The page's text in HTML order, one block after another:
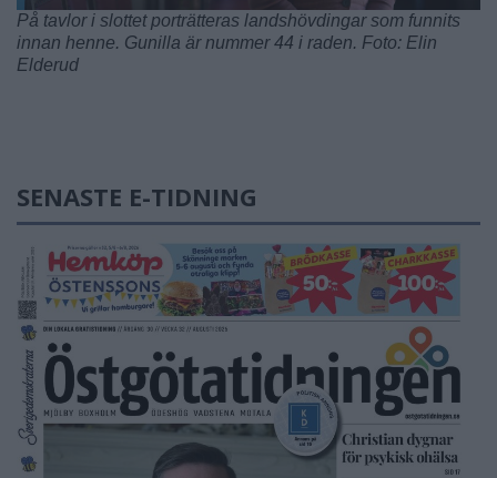
På tavlor i slottet porträtteras landshövdingar som funnits
innan henne. Gunilla är nummer 44 i raden. Foto: Elin
Elderud
SENASTE E-TIDNING